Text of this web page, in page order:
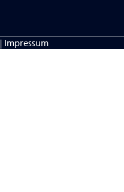
| Impressum